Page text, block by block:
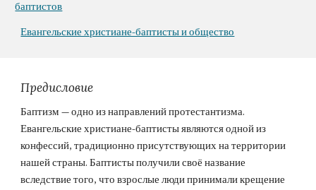
баптистов
Евангельские христиане-баптисты и общество
Предисловие
Баптизм — одно из направлений протестантизма.
Евангельские христиане-баптисты являются одной из
конфессий, традиционно присутствующих на территории
нашей страны. Баптисты получили своё название
вследствие того, что взрослые люди принимали крещение